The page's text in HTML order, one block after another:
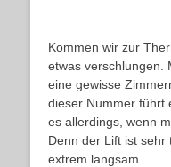
Kommen wir zur
etwas verschlungen.
eine gewisse
dieser Nummer führt
es allerdings, wenn
Denn der Lift ist sehr
extrem langsam.